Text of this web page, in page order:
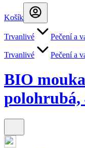
Košík
Trvanlivé Pečení a
Trvanlivé Pečení a
BIO
polohrubá,